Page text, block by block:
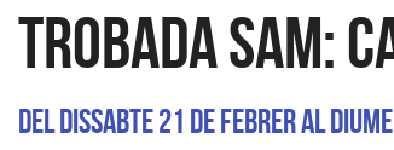
Trobada SAM:
Del Dissabte 21 de Febrer al